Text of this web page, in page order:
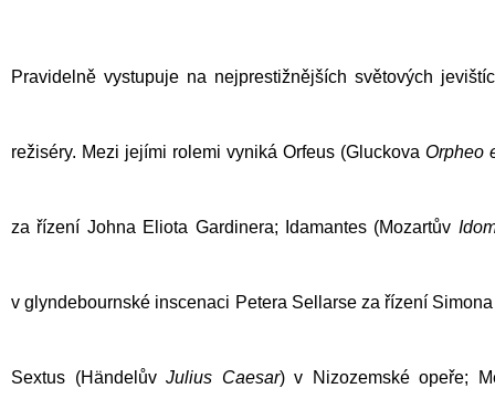
Pravidelně vystupuje na nejprestižnějších světových
režiséry. Mezi jejími rolemi vyniká Orfeus (Gluckova Orpheo
za řízení Johna Eliota Gardinera; Idamantes (Mozartův
v glyndebournské inscenaci Petera Sellarse za řízení
Sextus (HändelůvJulius Caesar) v Nizozemské opeře;